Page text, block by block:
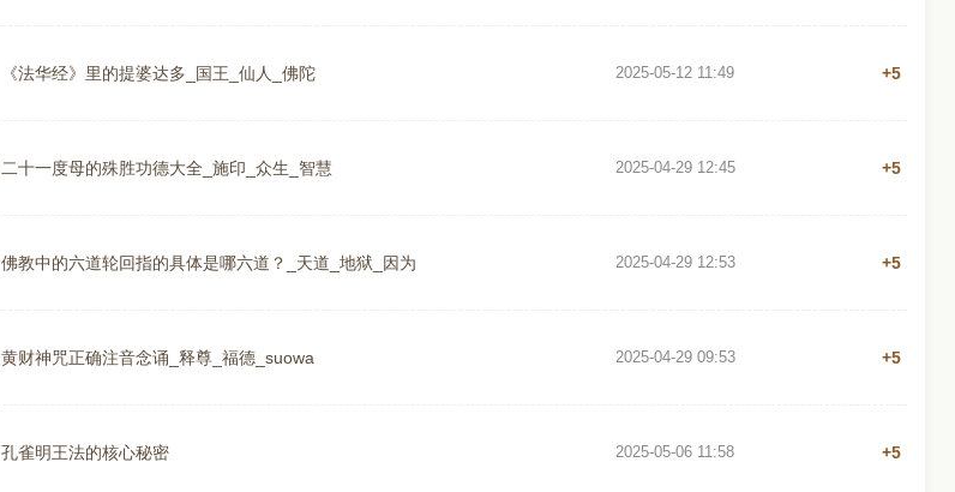
《法华经》里的提婆达多_国王_仙人_佛陀 2025-05-12 11:49 +5
二十一度母的殊胜功德大全_施印_众生_智慧 2025-04-29 12:45 +5
佛教中的六道轮回指的具体是哪六道？_天道_地狱_因为 2025-04-29 12:53 +5
黄财神咒正确注音念诵_释尊_福德_suowa 2025-04-29 09:53 +5
孔雀明王法的核心秘密 2025-05-06 11:58 +5